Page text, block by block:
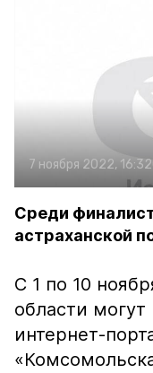
7 ноября 2022, 16:32
Среди
астраханской
С 1 по 10
области могут
интернет-